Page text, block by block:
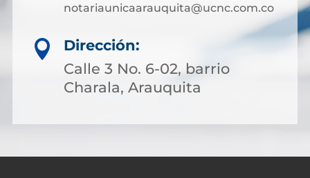
notariaunicaarauquita@ucnc.com.co

Dirección:
Calle 3 No. 6-02, barrio
Charala, Arauquita